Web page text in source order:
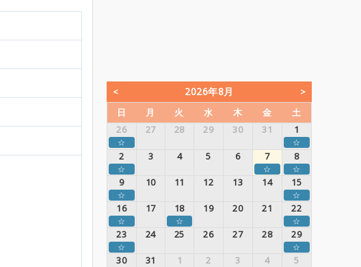
2026年8月
日 月 火 水 木 金
土
26
27 28 29 30 31 1
☆ ☆
2 3 4 5 6 7 8
☆ ☆ ☆
9 10 11 12 13 14 15
☆ ☆
16 17 18 19 20 21 22
☆ ☆ ☆
23 24 25 26 27 28 29
☆ ☆
30 31 1 2 3 4 5